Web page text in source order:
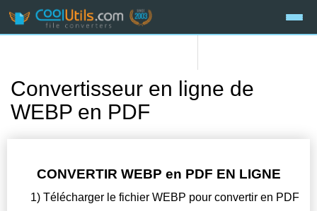
Convertisseur en ligne de
WEBP en PDF
CONVERTIR WEBP en PDF EN LIGNE
1) Télécharger le fichier WEBP pour convertir en PDF